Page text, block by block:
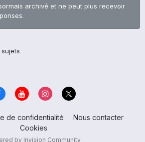
archivé et ne peut plus recevoir
de confidentialité
Nous contacter
Cookies
by Invision Community